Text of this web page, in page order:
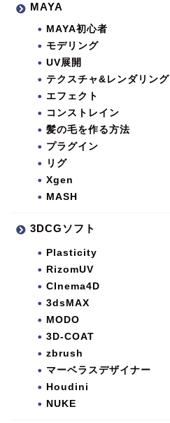
MAYA
MAYA初心者
モデリング
UV展開
テクスチャ&レンダリング
エフェクト
コンストレイン
髪の毛を作る方法
プラグイン
リグ
Xgen
MASH
3DCGソフト
Plasticity
RizomUV
CInema4D
3dsMAX
MODO
3D-COAT
zbrush
マーベラスデザイナー
Houdini
NUKE